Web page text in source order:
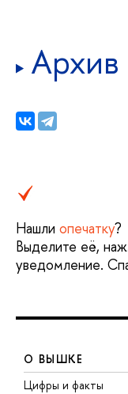
Архив
Нашли опечатку?
Выделите её,
уведомление.
О ВЫШКЕ
Цифры и факты